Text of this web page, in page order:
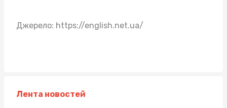
Джерело: https://english.net.ua/
Лента новостей